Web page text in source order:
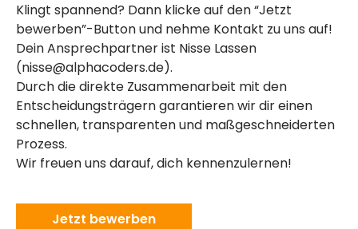
Klingt spannend? Dann klicke auf den “Jetzt
bewerben”-Button und nehme Kontakt zu uns auf!
Dein Ansprechpartner ist Nisse Lassen
(nisse@alphacoders.de).
Durch die direkte Zusammenarbeit mit den
Entscheidungsträgern garantieren wir dir einen
schnellen, transparenten und maßgeschneiderten
Prozess.
Wir freuen uns darauf, dich kennenzulernen!
Jetzt bewerben